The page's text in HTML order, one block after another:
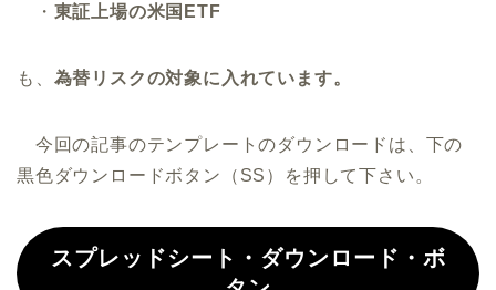
・ 東証上場の米国ETF
も、 為替リスクの対象に入れています。
今回の記事のテンプレートのダウンロードは、下の
黒色ダウンロードボタン（SS）を押して下さい。
スプレッドシート・ダウンロード・ボ